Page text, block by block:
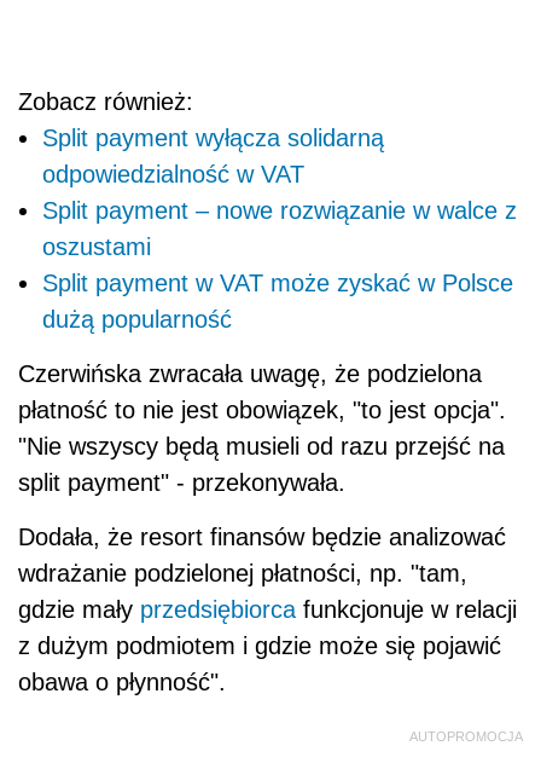
Zobacz również:
Split payment wyłącza solidarną
odpowiedzialność w VAT
Split payment – nowe rozwiązanie w walce z
oszustami
Split payment w VAT może zyskać w Polsce
dużą popularność
Czerwińska zwracała uwagę, że podzielona
płatność to nie jest obowiązek, "to jest opcja".
"Nie wszyscy będą musieli od razu przejść na
split payment" - przekonywała.
Dodała, że resort finansów będzie analizować
wdrażanie podzielonej płatności, np. "tam,
gdzie mały przedsiębiorca funkcjonuje w relacji
z dużym podmiotem i gdzie może się pojawić
obawa o płynność".
AUTOPROMOCJA